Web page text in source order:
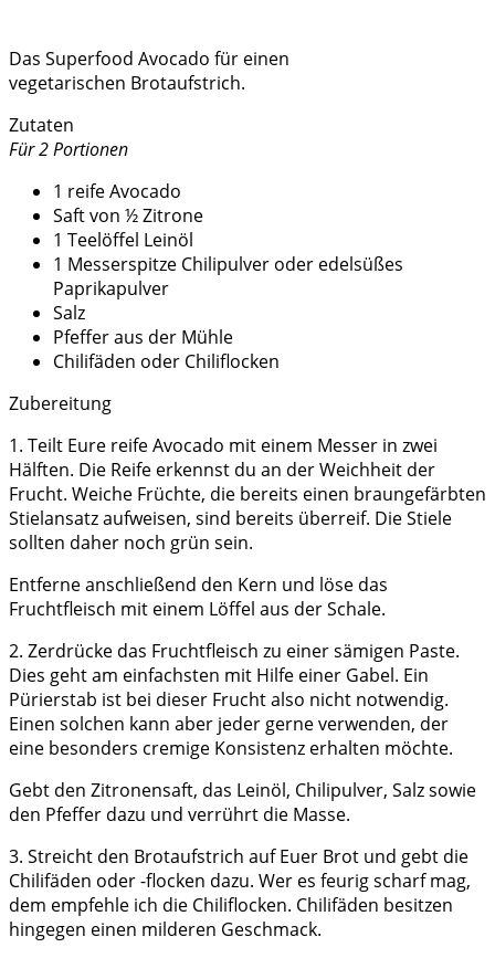
Das Superfood Avocado für einen
vegetarischen Brotaufstrich.
Zutaten
Für 2 Portionen
1 reife Avocado
Saft von ½ Zitrone
1 Teelöffel Leinöl
1 Messerspitze Chilipulver oder edelsüßes
Paprikapulver
Salz
Pfeffer aus der Mühle
Chilifäden oder Chiliflocken
Zubereitung
1. Teilt Eure reife Avocado mit einem Messer in zwei
Hälften. Die Reife erkennst du an der Weichheit der
Frucht. Weiche Früchte, die bereits einen braungefärbten
Stielansatz aufweisen, sind bereits überreif. Die Stiele
sollten daher noch grün sein.
Entferne anschließend den Kern und löse das
Fruchtfleisch mit einem Löffel aus der Schale.
2. Zerdrücke das Fruchtfleisch zu einer sämigen Paste.
Dies geht am einfachsten mit Hilfe einer Gabel. Ein
Pürierstab ist bei dieser Frucht also nicht notwendig.
Einen solchen kann aber jeder gerne verwenden, der
eine besonders cremige Konsistenz erhalten möchte.
Gebt den Zitronensaft, das Leinöl, Chilipulver, Salz sowie
den Pfeffer dazu und verrührt die Masse.
3. Streicht den Brotaufstrich auf Euer Brot und gebt die
Chilifäden oder -flocken dazu. Wer es feurig scharf mag,
dem empfehle ich die Chiliflocken. Chilifäden besitzen
hingegen einen milderen Geschmack.